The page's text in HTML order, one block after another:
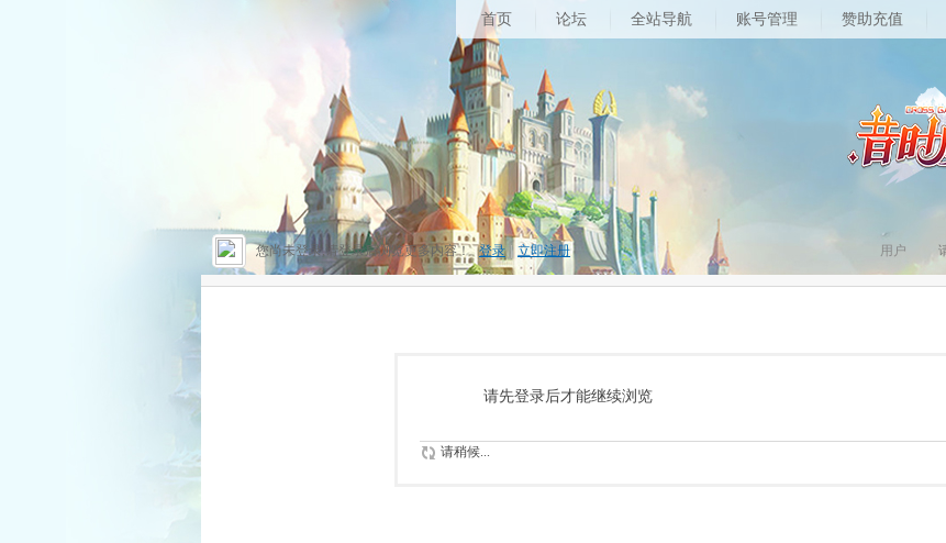
首页 论坛 全站导航 账号管理 赞助充值
用户
您尚未登录,请登录后浏览更多内容！ 登录 立即注册
请先登录后才能继续浏览
请稍候...